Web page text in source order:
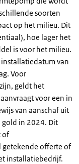
soorten
op het milieu. Dit
hoe lager het
is voor het milieu.
installatiedatum van
Voor
geldt het
voor een in
van aanschaf uit
gold in 2024. Dit
of
offerte of
installatiebedrijf.